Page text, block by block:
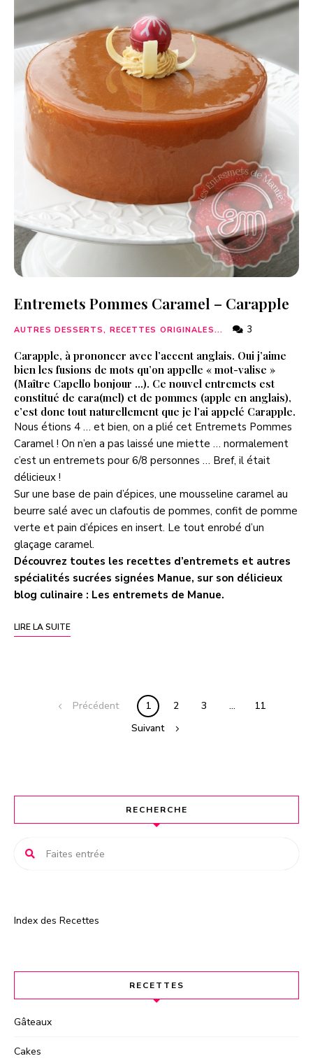
Entremets Pommes Caramel – Carapple
AUTRES DESSERTS, RECETTES ORIGINALES... 3
Carapple, à prononcer avec l’accent anglais. Oui j’aime
bien les fusions de mots qu’on appelle « mot-valise »
(Maître Capello bonjour …). Ce nouvel entremets est
constitué de cara(mel) et de pommes (apple en anglais),
c’est donc tout naturellement que je l’ai appelé Carapple.
Nous étions 4 … et bien, on a plié cet Entremets Pommes
Caramel ! On n’en a pas laissé une miette … normalement
c’est un entremets pour 6/8 personnes … Bref, il était
délicieux !
Sur une base de pain d’épices, une mousseline caramel au
beurre salé avec un clafoutis de pommes, confit de pomme
verte et pain d’épices en insert. Le tout enrobé d’un
glaçage caramel.
Découvrez toutes les recettes d’entremets et autres
spécialités sucrées signées Manue, sur son délicieux
blog culinaire : Les entremets de Manue.
LIRE LA SUITE
Précédent 1 2 3 …
11
Suivant
RECHERCHE
Index des Recettes
RECETTES
Gâteaux
Cakes